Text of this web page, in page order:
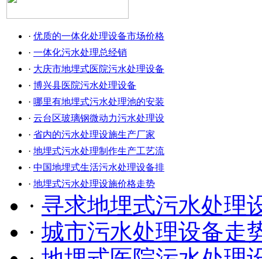
· 优质的一体化处理设备市场价格
· 一体化污水处理总经销
· 大庆市地埋式医院污水处理设备
· 博兴县医院污水处理设备
· 哪里有地埋式污水处理池的安装
· 云台区玻璃钢微动力污水处理设
· 省内的污水处理设施生产厂家
· 地埋式污水处理制作生产工艺流
· 中国地埋式生活污水处理设备排
· 地埋式污水处理设施价格走势
· 寻求地埋式污水处理
· 城市污水处理设备走